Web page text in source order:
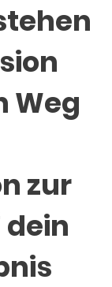
Weg
zur